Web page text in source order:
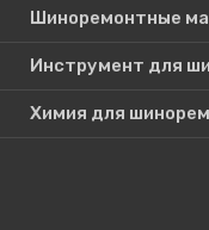
Шиноремонтные
Инструмент для
Химия для
Шиномонтажное